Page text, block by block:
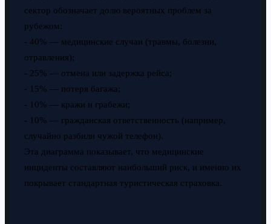
сектор обозначает долю вероятных проблем за
рубежом:
- 40% — медицинские случаи (травмы, болезни,
отравления);
- 25% — отмена или задержка рейса;
- 15% — потеря багажа;
- 10% — кражи и грабежи;
- 10% — гражданская ответственность (например,
случайно разбили чужой телефон).
Эта диаграмма показывает, что медицинские
инциденты составляют наибольший риск, и именно их
покрывает стандартная туристическая страховка.